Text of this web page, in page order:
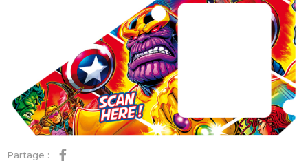
Partage :